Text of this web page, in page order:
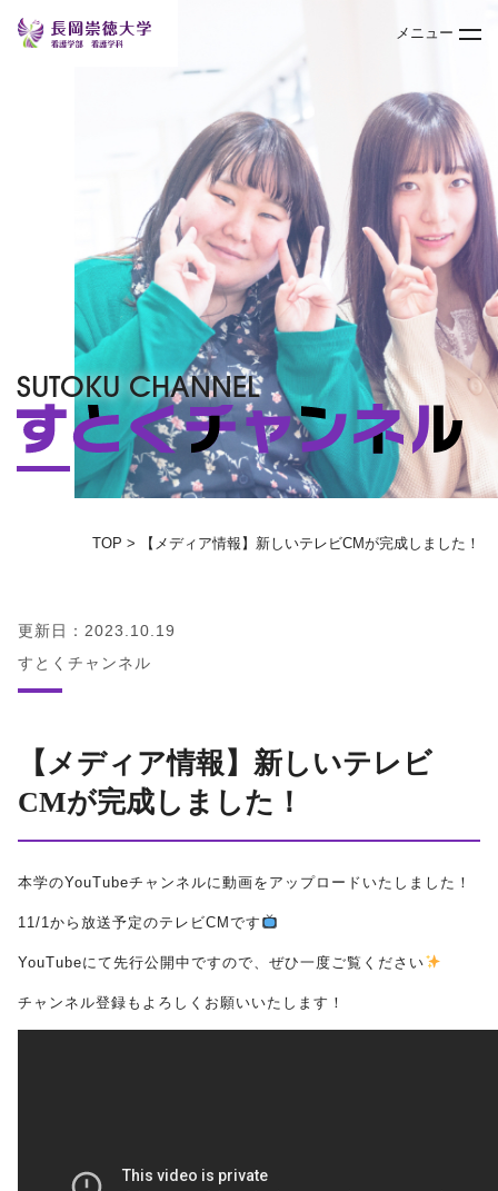
メニュー
キャンパスライフ
入試情報
オープンキャンパス
TOPICS
地域の方へ
証明書発行手続き
同窓会
資料請求
プライバシーポリシー
SUTOKU CHANNEL
TOP > 【メディア情報】新しいテレビCMが完成しました！
更新日：2023.10.19
すとくチャンネル
【メディア情報】新しいテレビ
CMが完成しました！
本学のYouTubeチャンネルに動画をアップロードいたしました！
11/1から放送予定のテレビCMです
YouTubeにて先行公開中ですので、 ぜひ一度ご覧ください
チャンネル登録もよろしくお願いいたします！